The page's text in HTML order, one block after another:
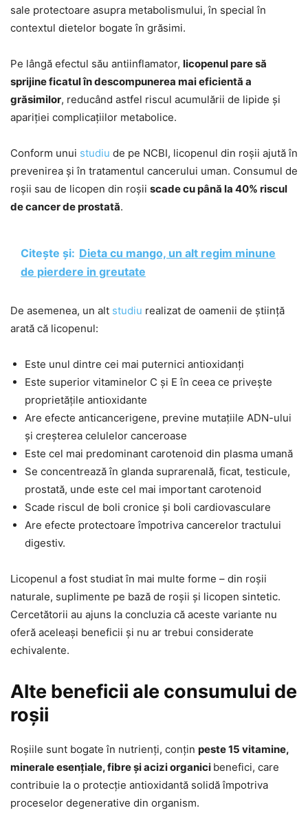
sale protectoare asupra metabolismului, în special în
contextul dietelor bogate în grăsimi.
Pe lângă efectul său antiinflamator, licopenul pare să
sprijine ficatul în descompunerea mai eficientă a
grăsimilor, reducând astfel riscul acumulării de lipide și
apariției complicațiilor metabolice.
Conform unui studiu de pe NCBI, licopenul din roșii ajută în
prevenirea și în tratamentul cancerului uman. Consumul de
roșii sau de licopen din roșii scade cu până la 40% riscul
de cancer de prostată.
Citește și: Dieta cu mango, un alt regim minune
de pierdere in greutate
De asemenea, un alt studiu realizat de oamenii de știință
arată că licopenul:
Este unul dintre cei mai puternici antioxidanți
Este superior vitaminelor C și E în ceea ce privește
proprietățile antioxidante
Are efecte anticancerigene, previne mutațiile ADN-ului
și creșterea celulelor canceroase
Este cel mai predominant carotenoid din plasma umană
Se concentrează în glanda suprarenală, ficat, testicule,
prostată, unde este cel mai important carotenoid
Scade riscul de boli cronice și boli cardiovasculare
Are efecte protectoare împotriva cancerelor tractului
digestiv.
Licopenul a fost studiat în mai multe forme – din roșii
naturale, suplimente pe bază de roșii și licopen sintetic.
Cercetătorii au ajuns la concluzia că aceste variante nu
oferă aceleași beneficii și nu ar trebui considerate
echivalente.
Alte beneficii ale consumului de
roșii
Roșiile sunt bogate în nutrienți, conțin peste 15 vitamine,
minerale esențiale, fibre și acizi organici benefici, care
contribuie la o protecție antioxidantă solidă împotriva
proceselor degenerative din organism.